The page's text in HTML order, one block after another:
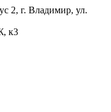
2, г. Владимир, ул.
к3